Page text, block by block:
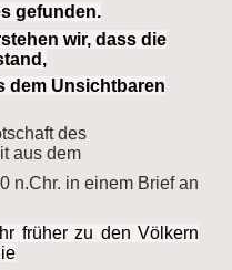
gefunden.
wir, dass die
dem Unsichtbaren
des
aus dem
n.Chr. in einem Brief an
früher zu den Völkern